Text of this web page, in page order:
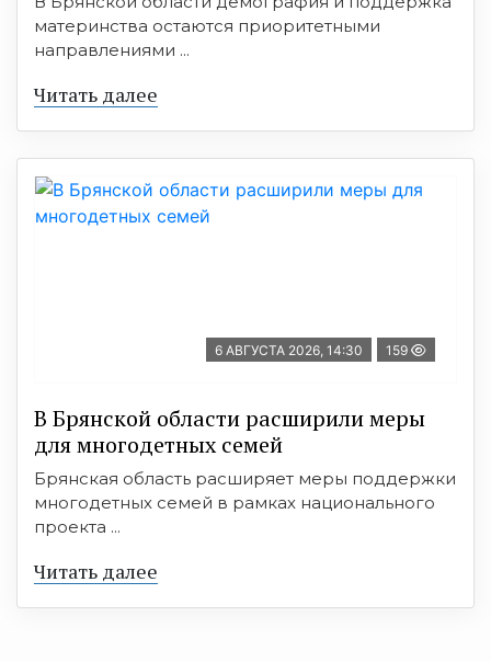
материнства остаются приоритетными
направлениями ...
Читать далее
6 АВГУСТА 2026, 14:30 159
В Брянской области расширили меры
для многодетных семей
Брянская область расширяет меры поддержки
многодетных семей в рамках национального
проекта ...
Читать далее